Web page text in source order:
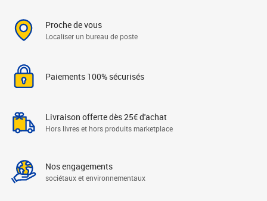
Proche de vous
Localiser un bureau de poste
Paiements 100% sécurisés
Livraison offerte dès 25€ d'achat
Hors livres et hors produits marketplace
Nos engagements
sociétaux et environnementaux